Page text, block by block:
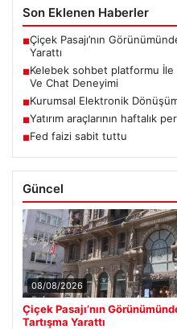
Son Eklenen Haberler
■Çiçek Pasajı’nın
Yarattı
■Kelebek sohbet platformu
Ve Chat Deneyimi
■Kurumsal Elektronik
■Yatırım araçlarının haftalık
■Fed faizi sabit tuttu
Güncel
08/08/2026
Çiçek Pasajı’nın
Tartışma Yarattı